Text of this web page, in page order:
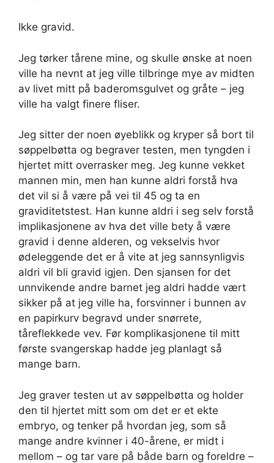
Ikke gravid.
Jeg tørker tårene mine, og skulle ønske at noen
ville ha nevnt at jeg ville tilbringe mye av midten
av livet mitt på baderomsgulvet og gråte – jeg
ville ha valgt finere fliser.
Jeg sitter der noen øyeblikk og kryper så bort til
søppelbøtta og begraver testen, men tyngden i
hjertet mitt overrasker meg. Jeg kunne vekket
mannen min, men han kunne aldri forstå hva
det vil si å være på vei til 45 og ta en
graviditetstest. Han kunne aldri i seg selv forstå
implikasjonene av hva det ville bety å være
gravid i denne alderen, og vekselvis hvor
ødeleggende det er å vite at jeg sannsynligvis
aldri vil bli gravid igjen. Den sjansen for det
unnvikende andre barnet jeg aldri hadde vært
sikker på at jeg ville ha, forsvinner i bunnen av
en papirkurv begravd under snørrete,
tåreflekkede vev. Før komplikasjonene til mitt
første svangerskap hadde jeg planlagt så
mange barn.
Jeg graver testen ut av søppelbøtta og holder
den til hjertet mitt som om det er et ekte
embryo, og tenker på hvordan jeg, som så
mange andre kvinner i 40-årene, er midt i
mellom – og tar vare på både barn og foreldre –